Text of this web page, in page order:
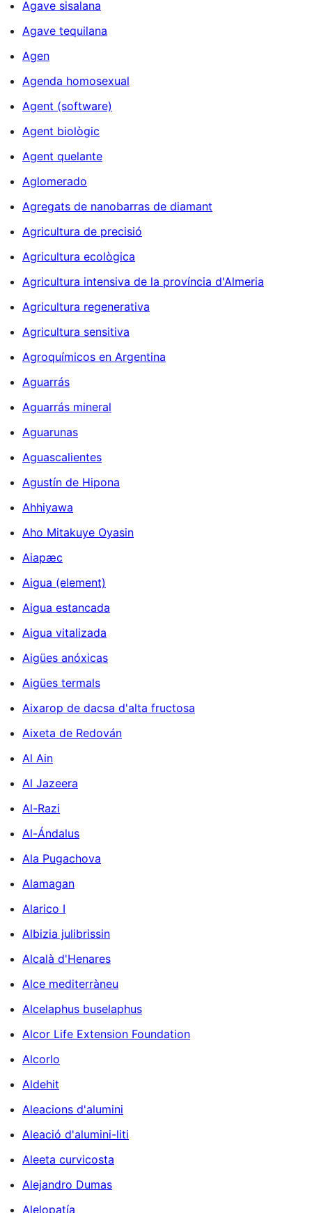
Agave sisalana
Agave tequilana
Agen
Agenda homosexual
Agent (software)
Agent biològic
Agent quelante
Aglomerado
Agregats de nanobarras de diamant
Agricultura de precisió
Agricultura ecològica
Agricultura intensiva de la província d'Almeria
Agricultura regenerativa
Agricultura sensitiva
Agroquímicos en Argentina
Aguarrás
Aguarrás mineral
Aguarunas
Aguascalientes
Agustín de Hipona
Ahhiyawa
Aho Mitakuye Oyasin
Aiapæc
Aigua (element)
Aigua estancada
Aigua vitalizada
Aigües anóxicas
Aigües termals
Aixarop de dacsa d'alta fructosa
Aixeta de Redován
Al Ain
Al Jazeera
Al-Razi
Al-Ándalus
Ala Pugachova
Alamagan
Alarico I
Albizia julibrissin
Alcalà d'Henares
Alce mediterràneu
Alcelaphus buselaphus
Alcor Life Extension Foundation
Alcorlo
Aldehit
Aleacions d'alumini
Aleació d'alumini-liti
Aleeta curvicosta
Alejandro Dumas
Alelopatía